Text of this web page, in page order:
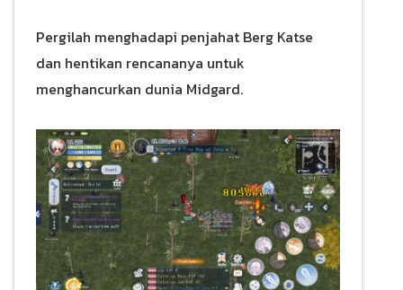
Pergilah menghadapi penjahat Berg Katse
dan hentikan rencananya untuk
menghancurkan dunia Midgard.